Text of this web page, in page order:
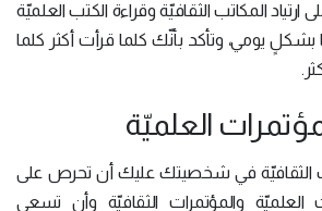
المكاتب الثقافيّة وقراءة الكتب العلميّة
يومي، وتأكد بأنّك كلما قرأت أكثر كلما
العلميّة
الثقافيّة في شخصيتك عليك أن تحرص على
والمؤتمرات الثقافيّة وأن تسعى